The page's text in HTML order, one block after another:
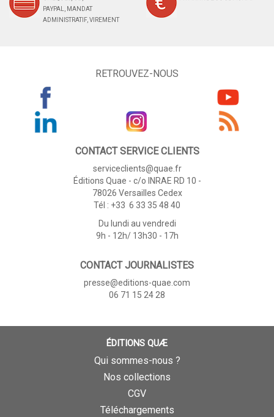
PAYPAL, MANDAT
ADMINISTRATIF, VIREMENT
RETROUVEZ-NOUS
CONTACT SERVICE CLIENTS
serviceclients@quae.fr
Éditions Quae - c/o INRAE RD 10 -
78026 Versailles Cedex
Tél : +33 6 33 35 48 40
Du lundi au vendredi
9h - 12h/ 13h30 - 17h
CONTACT JOURNALISTES
presse@editions-quae.com
06 71 15 24 28
ÉDITIONS QUÆ
Qui sommes-nous ?
Nos collections
CGV
Téléchargements